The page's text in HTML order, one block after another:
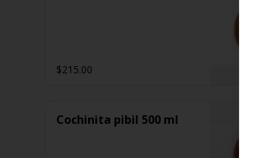
$215.00
Cochinita pibil 500 ml